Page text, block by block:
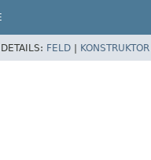
DETAILS: FELD | KONSTRUKTOR